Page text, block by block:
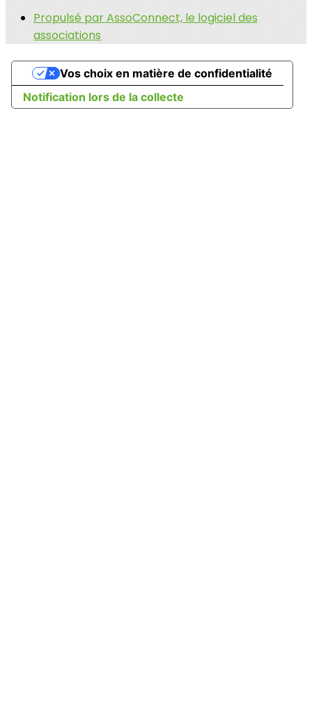
Propulsé par AssoConnect, le logiciel des
associations
Notification lors de la collecte
Vos choix en matière de confidentialité